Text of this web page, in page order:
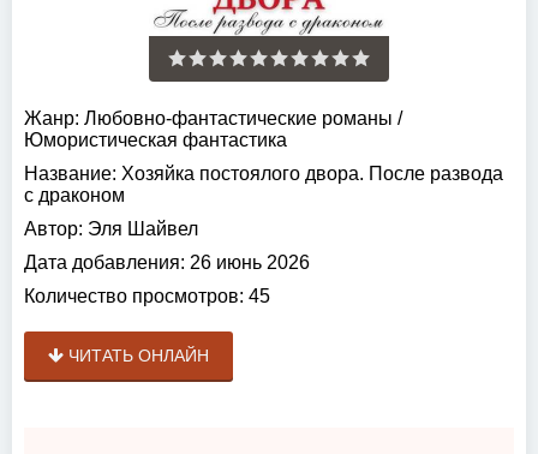
Жанр: Любовно-фантастические романы /
Юмористическая фантастика
Название: Хозяйка постоялого двора. После развода
с драконом
Автор: Эля Шайвел
Дата добавления: 26 июнь 2026
Количество просмотров: 45
ЧИТАТЬ ОНЛАЙН